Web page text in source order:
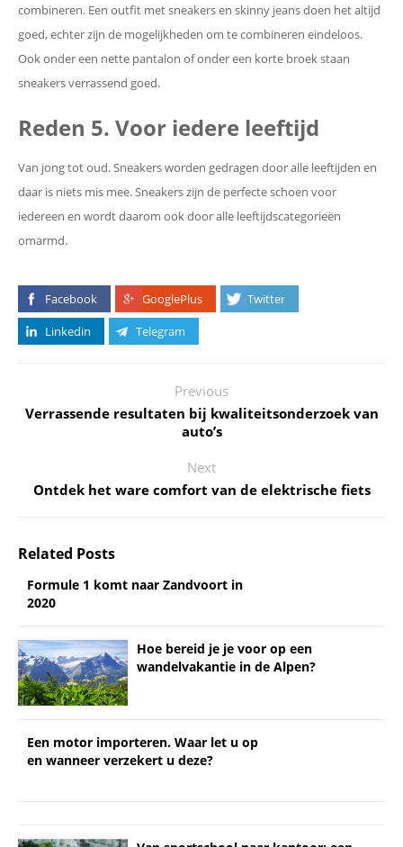
combineren. Een outfit met sneakers en skinny jeans doen het altijd
goed, echter zijn de mogelijkheden om te combineren eindeloos.
Ook onder een nette pantalon of onder een korte broek staan
sneakers verrassend goed.
Reden 5. Voor iedere leeftijd
Van jong tot oud. Sneakers worden gedragen door alle leeftijden en
daar is niets mis mee. Sneakers zijn de perfecte schoen voor
iedereen en wordt daarom ook door alle leeftijdscategorieën
omarmd.
Facebook GooglePlus
Twitter
Linkedin
Telegram
Previous
Verrassende resultaten bij kwaliteitsonderzoek van
auto’s
Next
Ontdek het ware comfort van de elektrische fiets
Related Posts
Formule 1 komt naar Zandvoort in
2020
Hoe bereid je je voor op een
wandelvakantie in de Alpen?
Een motor importeren. Waar let u op
en wanneer verzekert u deze?